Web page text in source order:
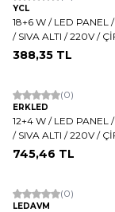
YCL
18+6 W / LED PANEL
/ SIVA ALTI / 220V /
388,35 TL
(0)
ERKLED
12+4 W / LED PANEL
/ SIVA ALTI / 220V /
745,46 TL
(0)
LEDAVM